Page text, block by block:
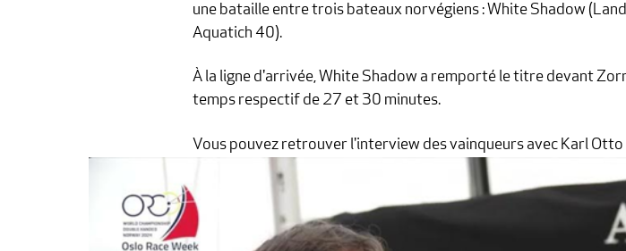
une bataille entre trois bateaux norvégiens : White Shadow
Aquatich 40).
À la ligne d'arrivée, White Shadow a remporté le titre devant
temps respectif de 27 et 30 minutes.
Vous pouvez retrouver l'interview des vainqueurs avec Karl